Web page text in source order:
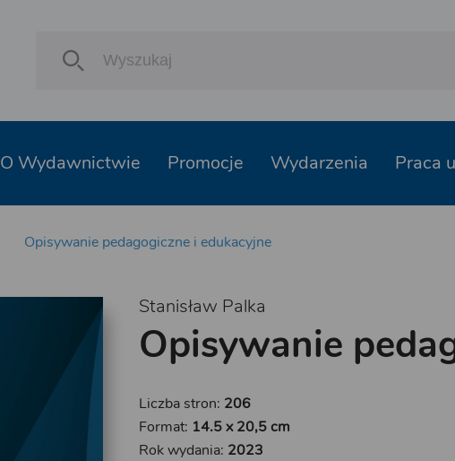
O Wydawnictwie Promocje Wydarzenia Praca
Opisywanie pedagogiczne i edukacyjne
Stanisław Palka
Opisywanie
Liczba stron: 206
Format: 14.5 x 20,5 cm
Rok wydania: 2023